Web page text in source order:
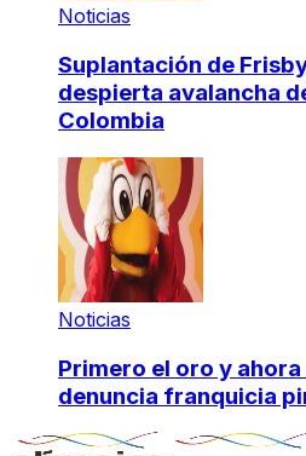
Noticias
Suplantación de
despierta avalancha
Colombia
Noticias
Primero el oro y
denuncia franquicia